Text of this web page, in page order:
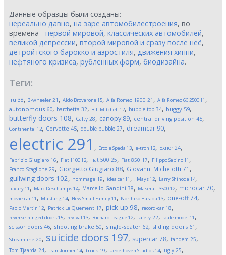
Данные образцы были созданы:
нереально давно, на заре автомобилестроения, во
времена - первой мировой, классических автомобилей,
великой депрессии, второй мировой и сразу после неё,
детройтского барокко и аэростиля, движения хиппи,
нефтяного кризиса, рубленных форм, биодизайна.
Теги:
.ru 38, 3-wheeler 21 , Aldo Brovarone15, Alfa Romeo 1900 21 , Alfa Romeo 6C 250011 ,
autonomous 60, barchetta 32, Bill Mitchell 12, bubble top 34, buggy 59,
butterfly doors 108, Calty 28, canopy 89, central driving position 45,
Continental 12, Corvette 45, double bubble 27, dreamcar 90,
electric 291 , Ercole Spada 13, e-tron 12, Exner 24,
Fabrizio Giugiaro 16, Fiat 110012, Fiat 500 25, Fiat 850 17, Filippo Sapino11 ,
Franco Scaglione 29, Giorgetto Giugiaro 88, Giovanni Michelotti 71 ,
gullwing doors 102, hommage 19, idea car11 , J Mays12, Larry Shinoda 14,
luxury11 , Marc Deschamps14, Marcello Gandini 38, Maserati 350012, microcar70,
movie-car11 , Mustang 14, New Small Family11 , Norihiko Harada 13, one-off74,
Paolo Martin 12, Patrick Le Quement 17, pick-up 98, record-car 18,
reverse-hinged doors15, revival 13, Richard Teague12, safety 22, scale model 11 ,
scissor doors 46, shooting brake 50, single-seater 62, sliding doors 61 ,
Streamline 20, suicide doors 197, supercar78, tandem 25,
Tom Tjaarda 24, transformer14, truck 19, Uedelhoven Studios14, ugly 25,